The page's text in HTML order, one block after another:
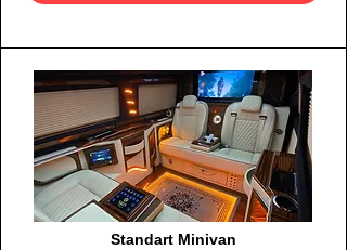
Standart Minivan